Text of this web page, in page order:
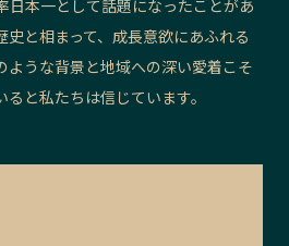
日本一として話題になったことがあ
史と相まって、成長意欲にあふれる
ような背景と地域への深い愛着こそ
と私たちは信じています。